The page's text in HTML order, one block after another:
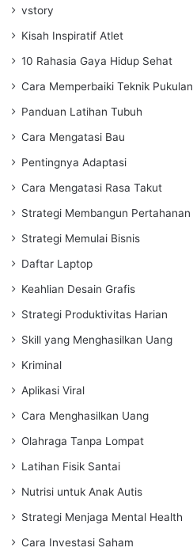
vstory
Kisah Inspiratif Atlet
10 Rahasia Gaya Hidup Sehat
Cara Memperbaiki Teknik Pukulan
Panduan Latihan Tubuh
Cara Mengatasi Bau
Pentingnya Adaptasi
Cara Mengatasi Rasa Takut
Strategi Membangun Pertahanan
Strategi Memulai Bisnis
Daftar Laptop
Keahlian Desain Grafis
Strategi Produktivitas Harian
Skill yang Menghasilkan Uang
Kriminal
Aplikasi Viral
Cara Menghasilkan Uang
Olahraga Tanpa Lompat
Latihan Fisik Santai
Nutrisi untuk Anak Autis
Strategi Menjaga Mental Health
Cara Investasi Saham